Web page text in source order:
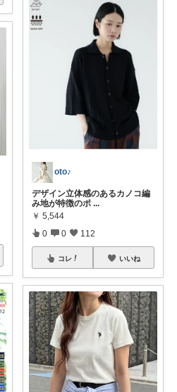
oto♪
デザイン立体感のあるカノコ編
み地が特徴のポ ...
￥ 5,544
0 0 112
コレ いいね